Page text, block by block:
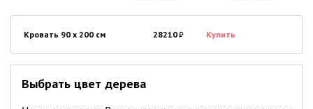
Кровать 90 x 200 см 28210₽ Купить
Выбрать цвет дерева